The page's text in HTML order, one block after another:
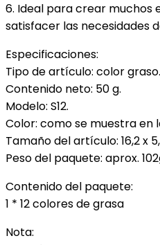
6. Ideal para crear muchos
satisfacer las necesidades
Especificaciones:
Tipo de artículo: color graso.
Contenido neto: 50 g.
Modelo: S12.
Color: como se muestra en
Tamaño del artículo: 16,2 x
Peso del paquete: aprox.
Contenido del paquete:
1 * 12 colores de grasa
Nota: